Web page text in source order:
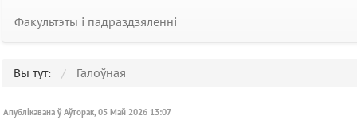
Факультэты і падраздзяленні
Вы тут: Галоўная
Апублікавана ў Аўторак, 05 Май 2026 13:07